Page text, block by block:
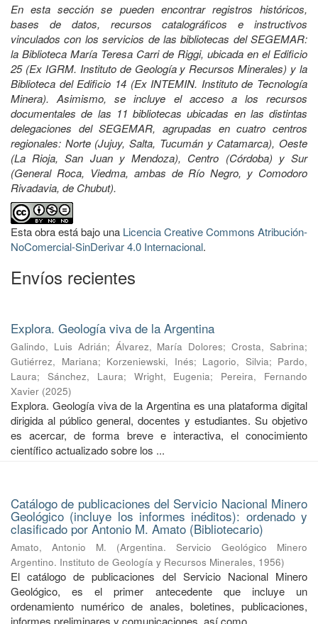
En esta sección se pueden encontrar registros históricos,
bases de datos, recursos catalográficos e instructivos
vinculados con los servicios de las bibliotecas del SEGEMAR:
la Biblioteca María Teresa Carri de Riggi, ubicada en el Edificio
25 (Ex IGRM. Instituto de Geología y Recursos Minerales) y la
Biblioteca del Edificio 14 (Ex INTEMIN. Instituto de Tecnología
Minera). Asimismo, se incluye el acceso a los recursos
documentales de las 11 bibliotecas ubicadas en las distintas
delegaciones del SEGEMAR, agrupadas en cuatro centros
regionales: Norte (Jujuy, Salta, Tucumán y Catamarca), Oeste
(La Rioja, San Juan y Mendoza), Centro (Córdoba) y Sur
(General Roca, Viedma, ambas de Río Negro, y Comodoro
Rivadavia, de Chubut).
Esta obra está bajo una Licencia Creative Commons Atribución-
NoComercial-SinDerivar 4.0 Internacional.
Envíos recientes
Explora. Geología viva de la Argentina
Galindo, Luis Adrián; Álvarez, María Dolores;Crosta, Sabrina;
Gutiérrez, Mariana; Korzeniewski, Inés; Lagorio, Silvia; Pardo,
Laura; Sánchez, Laura; Wright, Eugenia; Pereira, Fernando
Xavier (2025)
Explora. Geología viva de la Argentina es una plataforma digital
dirigida al público general, docentes y estudiantes. Su objetivo
es acercar, de forma breve e interactiva, el conocimiento
científico actualizado sobre los ...
Catálogo de publicaciones del Servicio Nacional Minero
Geológico (incluye los informes inéditos): ordenado y
clasificado por Antonio M. Amato (Bibliotecario)
Amato, Antonio M. (Argentina. Servicio Geológico Minero
Argentino. Instituto de Geología y Recursos Minerales, 1956)
El catálogo de publicaciones del Servicio Nacional Minero
Geológico, es el primer antecedente que incluye un
ordenamiento numérico de anales, boletines, publicaciones,
informes preliminares y comunicaciones, así como ...